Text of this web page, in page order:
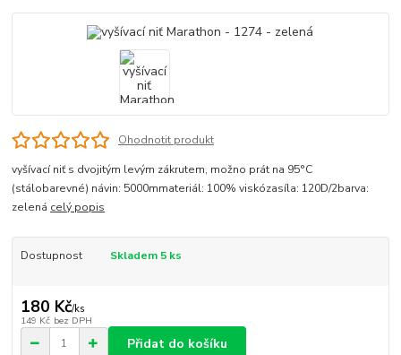
Ohodnotit produkt
vyšívací niť s dvojitým levým zákrutem, možno prát na 95°C
(stálobarevné) návin: 5000mmateriál: 100% viskózasíla: 120D/2barva:
zelená celý popis
Dostupnost Skladem 5 ks
180 Kč/ks
149 Kč bez DPH
Přidat do košíku